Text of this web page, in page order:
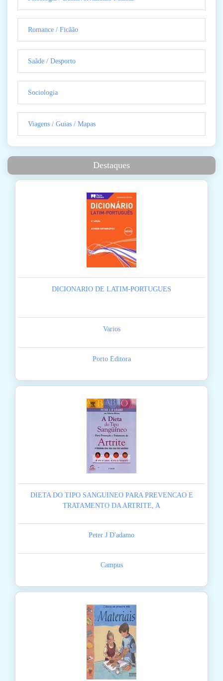
Romance / Ficãão
Saãde / Desporto
Sociologia
Viagens / Guias / Mapas
Destaques
DICIONARIO DE LATIM-PORTUGUES
Varios
Porto Editora
DIETA DO TIPO SANGUINEO PARA PREVENCAO E
TRATAMENTO DA ARTRITE, A
Peter J D'adamo
Campus